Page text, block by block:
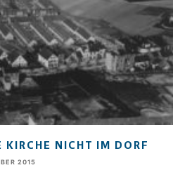
KIRCHE NICHT IM DORF
2015